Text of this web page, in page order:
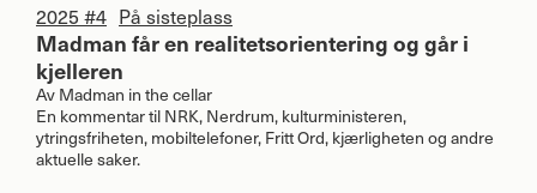
2025 #4 På sisteplass
Madman får en realitetsorientering og går i
kjelleren
AvMadman in the cellar
En kommentar tilNRK, Nerdrum, kulturministeren,
ytringsfriheten, mobiltelefoner, Fritt Ord, kjærligheten og andre
aktuelle saker.